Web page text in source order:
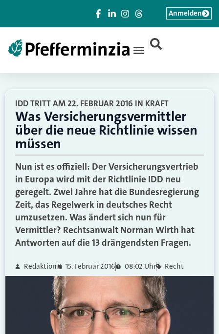
|
Anmelden
IDD TRITT AM 22. FEBRUAR 2016 IN KRAFT
Was Versicherungsvermittler
über die neue Richtlinie wissen
müssen
Nun ist es offiziell: Der Versicherungsvertrieb
in Europa wird mit der Richtlinie IDD neu
geregelt. Zwei Jahre hat die Bundesregierung
Zeit, das Regelwerk in deutsches Recht
umzusetzen. Was ändert sich nun für
Vermittler? Rechtsanwalt Norman Wirth hat
Antworten auf die 13 drängendsten Fragen.
Redaktion 15. Februar 2016 08:02 Uhr Recht